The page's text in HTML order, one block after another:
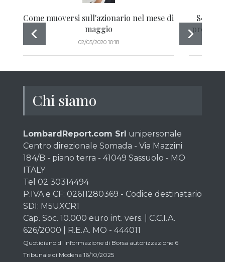
Come muoversi sull'azionario nel mese di
maggio
02/05/2020 10:18
S&P
prende
Chi siamo
LombardReport.com Srl unipersonale
Centro direzionale Somada - Via Mazzini
184/B - piano terra - 41049 Sassuolo - MO
ITALY
Tel 02 30314494
P.IVA e CF: 02611280369 - Codice destinatario
SDI: M5UXCR1
Cap. Soc. 10.000 euro int. vers. | C.C.I.A.
626/2000 | R.E.A. MO - 444011
Quotidiano di informazione di Borsa autorizzazione 6
Tribunale di Modena 16/10/2025